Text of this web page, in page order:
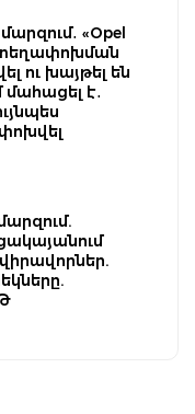
«Opel
տեղափոխման
ու խայթել են
է․